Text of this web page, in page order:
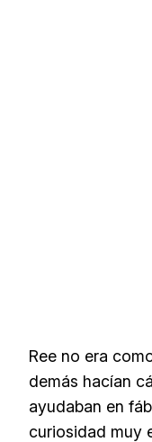
Ree no era
demás hacían
ayudaban en
curiosidad muy